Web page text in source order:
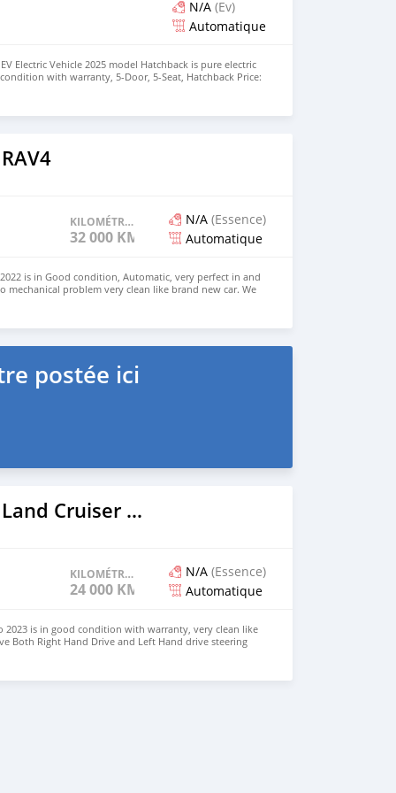
N/A (Ev)
Automatique
Electric Vehicle 2025 model Hatchback is pure electric
with warranty, 5-Door, 5-Seat, Hatchback Price:
colors available WHATSAPP NUMBER: +447424958730
KILOMÉTRAGE
32 000 KM
N/A (Essence)
Automatique
is in Good condition, Automatic, very perfect in and
mechanical problem very clean like brand new car. We
Right Hand drive steering $8,000 USD CONTACT
postée ici
2023 Toyota Land Cruiser Prado
KILOMÉTRAGE
24 000 KM
N/A (Essence)
Automatique
2023 is in good condition with warranty, very clean like
Both Right Hand Drive and Left Hand drive steering
NUMBER: +447424958730 CONTACT EMAIL: